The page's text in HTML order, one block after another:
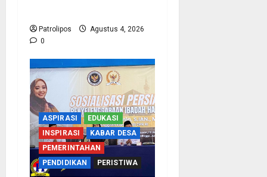
Patrolipos
Agustus 4, 2026
0
ASPIRASI
EDUKASI
INSPIRASI
KABAR DESA
PEMERINTAHAN
PENDIDIKAN
PERISTIWA